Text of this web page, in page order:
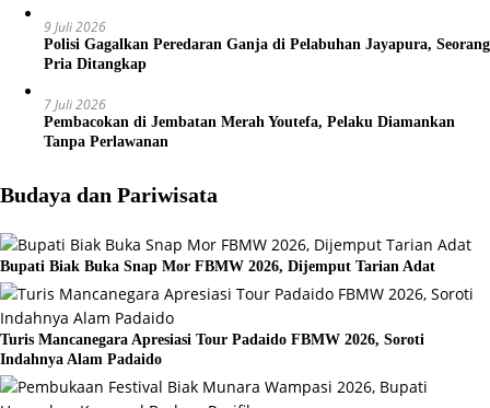
9 Juli 2026
Polisi Gagalkan Peredaran Ganja di Pelabuhan Jayapura, Seorang
Pria Ditangkap
7 Juli 2026
Pembacokan di Jembatan Merah Youtefa, Pelaku Diamankan
Tanpa Perlawanan
Budaya dan Pariwisata
Bupati Biak Buka Snap Mor FBMW 2026, Dijemput Tarian Adat
Turis Mancanegara Apresiasi Tour Padaido FBMW 2026, Soroti
Indahnya Alam Padaido